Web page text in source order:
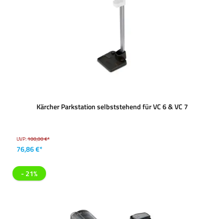
Kärcher Parkstation selbststehend für VC 6 & VC 7
UVP:100,00 €*
76,86 €*
- 21%